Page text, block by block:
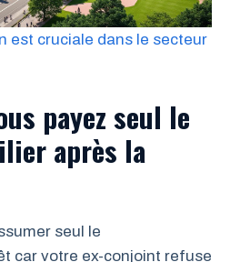
est cruciale dans le secteur
payez seul le
après la
seul le
car votre ex-conjoint refuse